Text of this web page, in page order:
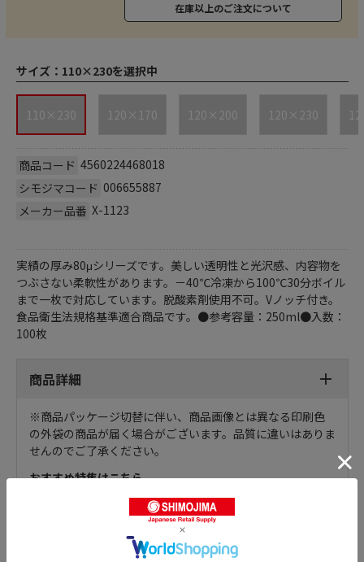
在庫以上のご注文について
サイズ： 110×230を選択中
110×230 120×170 120×200 120×230
商品コード 4560224468018
シモジマコード 006655887
メーカー品番 X-1123
実績の厚み80μシリーズです。美しい透明性と光沢感、内容物を
つぶさない柔軟性があります。－40℃冷凍から100℃30分ボイル
まで一枚で対応しています。脱酸素剤使用不可。Vノッチ付き。
食品衛生法規格基準適合商品です。●参考容量：250ml●入数：
100枚
商品詳細
※商品パッケージ切替に伴い、商品画像とは異なる印刷色
の外袋の商品が届く場合がございます。品質に違いはありま
せんのでご了承ください。
おすすめ特集はこちら